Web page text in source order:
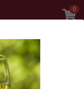
0
U.S.A
×